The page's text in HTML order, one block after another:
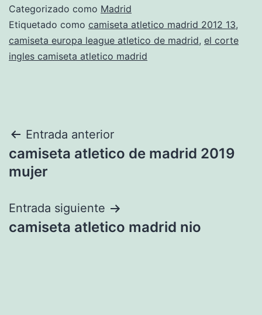
Categorizado como Madrid
Etiquetado como camiseta atletico madrid 2012 13,
camiseta europa league atletico de madrid, el corte
ingles camiseta atletico madrid
Navegación
de
Entrada anterior
camiseta atletico de madrid 2019
mujer
Entrada siguiente
camiseta atletico madrid nio